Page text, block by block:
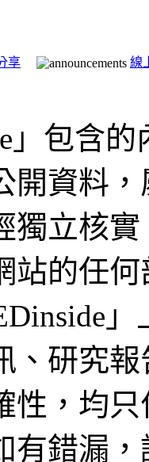
享 線
」包含
開資料
獨立核
站的任
、研究
性，均
有錯漏